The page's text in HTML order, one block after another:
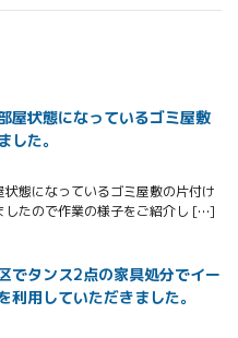
屋状態になっているゴミ屋敷
した。
態になっているゴミ屋敷の片付け
したので作業の様子をご紹介し […]
でタンス2点の家具処分でイー
利用していただきました。